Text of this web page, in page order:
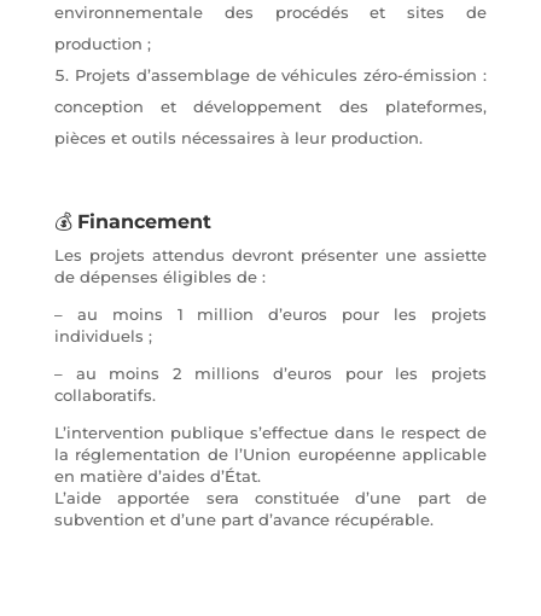
environnementale des procédés et sites de
production ;
Projets d’assemblage de véhicules zéro-émission :
conception et développement des plateformes,
pièces et outils nécessaires à leur production.
💰 Financement
Les projets attendus devront présenter une assiette
de dépenses éligibles de :
– au moins 1 million d’euros pour les projets
individuels ;
– au moins 2 millions d’euros pour les projets
collaboratifs.
L’intervention publique s’effectue dans le respect de
la réglementation de l’Union européenne applicable
en matière d’aides d’État.
L’aide apportée sera constituée d’une part de
subvention et d’une part d’avance récupérable.